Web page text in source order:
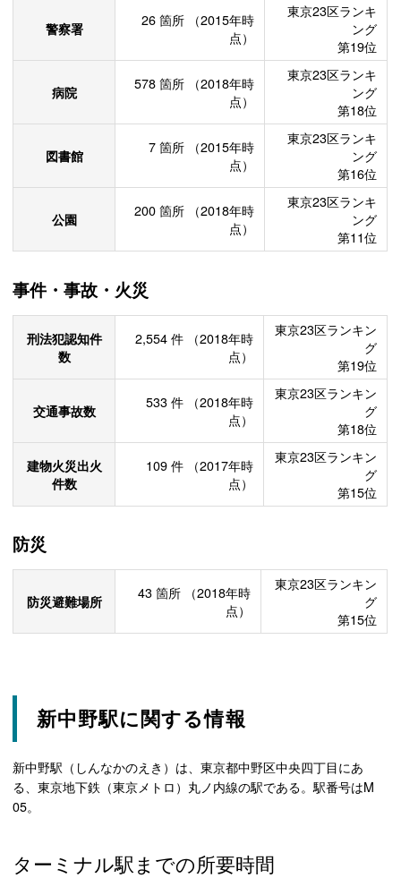
警察署 26 箇所
（2015年時
点）
東京23区ランキ
ング
第19位
病院 578 箇所
（2018年時
点）
東京23区ランキ
ング
第18位
図書館 7 箇所
（2015年時
点）
東京23区ランキ
ング
第16位
公園 200 箇所
（2018年時
点）
東京23区ランキ
ング
第11位
事件・事故・火災
刑法犯認知件
数
2,554 件
（2018年時
点）
東京23区ランキン
グ
第19位
交通事故数 533 件
（2018年時
点）
東京23区ランキン
グ
第18位
建物火災出火
件数
109 件
（2017年時
点）
東京23区ランキン
グ
第15位
防災
防災避難場所 43 箇所
（2018年時
点）
東京23区ランキン
グ
第15位
新中野駅に関する情報
新中野駅（しんなかのえき）は、東京都中野区中央四丁目にあ
る、東京地下鉄（東京メトロ）丸ノ内線の駅である。駅番号はM
05。
ターミナル駅までの所要時間